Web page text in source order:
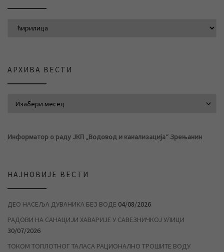
АРХИВА ВЕСТИ
Информатор о раду ЈКП „Водовод и канализација“ Зрењанин
НАЈНОВИЈЕ ВЕСТИ
ДЕО НАСЕЉА ДУВАНИКА БЕЗ ВОДЕ 04/08/2026
РАДОВИ НА САНАЦИЈИ ХАВАРИЈЕ У САВЕЗНИЧКОЈ УЛИЦИ
30/07/2026
ТОКОМ ТОПЛОТНОГ ТАЛАСА РАЦИОНАЛНО ТРОШИТЕ ВОДУ